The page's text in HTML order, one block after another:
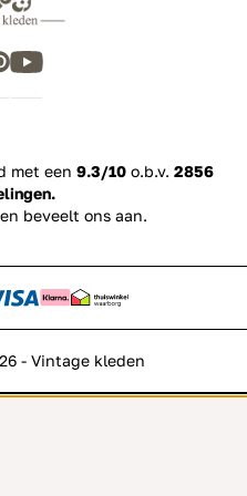
met een 9.3/10 o.b.v. 2856
beveelt ons aan.
- Vintage kleden